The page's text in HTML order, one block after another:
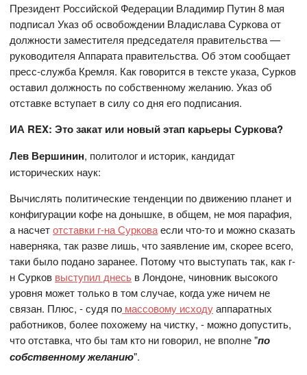
Президент Российской Федерации Владимир Путин 8 мая
подписал Указ об освобождении Владислава Суркова от
должности заместителя председателя правительства —
руководителя Аппарата правительства. Об этом сообщает
пресс-служба Кремля. Как говорится в тексте указа, Сурков
оставил должность по собственному желанию. Указ об
отставке вступает в силу со дня его подписания.
ИА REX: Это закат или новый этап карьеры Суркова?
Лев Вершинин, политолог и историк, кандидат
исторических наук:
Вычислять политические тенденции по движению планет и
конфигурации кофе на донышке, в общем, не моя парафия,
а насчетотставки г-на Сурковаесли что-то и можно сказать
наверняка, так разве лишь, что заявление им, скорее всего,
таки было подано заранее. Потому что выступать так, как г-
н Сурков выступил днесь в Лондоне, чиновник высокого
уровня может только в том случае, когда уже ничем не
связан. Плюс, - судя по массовому исходуаппаратных
работников, более похожему на чистку, - можно допустить,
что отставка, что бы там кто ни говорил, не вполне "по
собственномужеланию".